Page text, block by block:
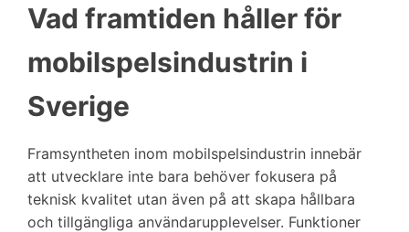
Vad framtiden håller för
mobilspelsindustrin i
Sverige
Framsyntheten inom mobilspelsindustrin innebär
att utvecklare inte bara behöver fokusera på
teknisk kvalitet utan även på att skapa hållbara
och tillgängliga användarupplevelser. Funktioner